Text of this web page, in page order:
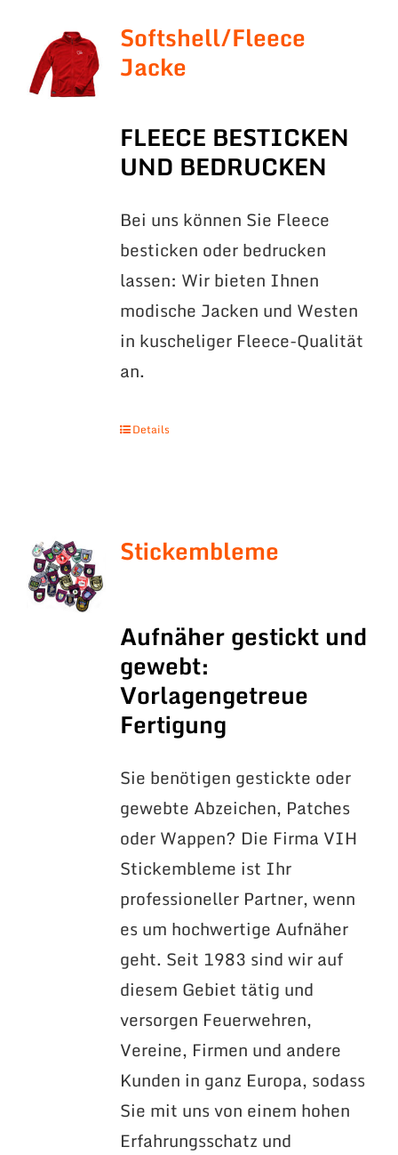
Softshell/Fleece
Jacke
FLEECE BESTICKEN
UND BEDRUCKEN
Bei uns können Sie Fleece
besticken oder bedrucken
lassen: Wir bieten Ihnen
modische Jacken und Westen
in kuscheliger Fleece-Qualität
an.
Details
Stickembleme
Aufnäher gestickt und
gewebt:
Vorlagengetreue
Fertigung
Sie benötigen gestickte oder
gewebte Abzeichen, Patches
oder Wappen? Die Firma VIH
Stickembleme ist Ihr
professioneller Partner, wenn
es um hochwertige Aufnäher
geht. Seit 1983 sind wir auf
diesem Gebiet tätig und
versorgen Feuerwehren,
Vereine, Firmen und andere
Kunden in ganz Europa, sodass
Sie mit uns von einem hohen
Erfahrungsschatz und